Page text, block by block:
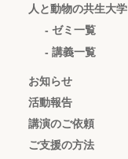
人と動物の共生大学
- ゼミ一覧
- 講義一覧
お知らせ
活動報告
講演のご依頼
ご支援の方法